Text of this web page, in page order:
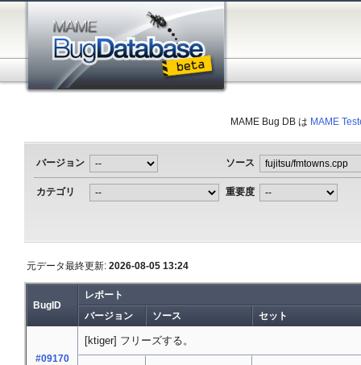
MAME Bug DB は MAME
バージョン ソース
カテゴリ 重要度
元データ最終更新: 2026-08-05 13:24
BugID
レポート
バージョン
ソース セット
#09170
[ktiger] フリーズする。